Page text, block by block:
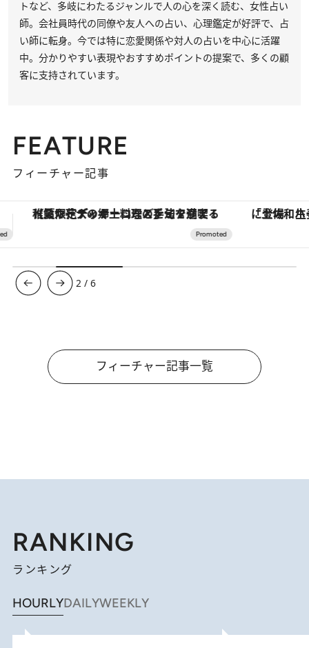
トなど、多岐にわたるジャンルで人の心を深く読む、女性占い
師。会社員時代の同僚や友人への占い、心理鑑定が好評で、占
い師に転身。今では特に恋愛関係や対人の占いを中心に活躍
中。分かりやすい表現やおすすめポイントの提案で、多くの顧
客に支持されています。
FEATURE
フィーチャー記事
「土佐和ハーブかき氷」がOMO7高知に登場！生姜、山椒、大葉など目にも舌にも涼を呼ぶ郷土の味 ヴァシュロン・コンスタンタ
3 /6
フィーチャー記事一覧
RANKING
ランキング
HOURLYDAILYWEEKLY